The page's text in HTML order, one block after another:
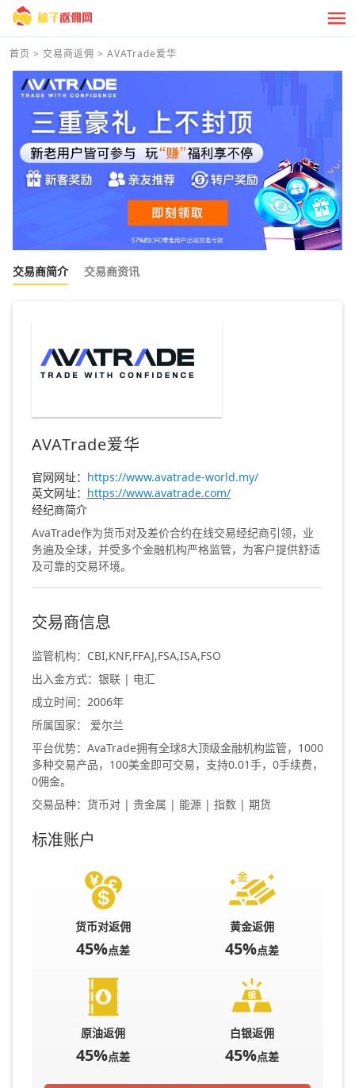
首页 > 交易商返佣 > AVATrade爱华
交易商简介 交易商资讯
AVATrade爱华
官网网址： https://www.avatrade-world.my/
英文网址： https://www.avatrade.com/
经纪商简介
AvaTrade作为货币对及差价合约在线交易经纪商引领，业
务遍及全球，并受多个金融机构严格监管，为客户提供舒适
及可靠的交易环境。
交易商信息
监管机构：CBI,KNF,FFAJ,FSA,ISA,FSO
出入金方式：银联 | 电汇
成立时间：2006年
所属国家： 爱尔兰
平台优势：AvaTrade拥有全球8大顶级金融机构监管，1000
多种交易产品，100美金即可交易，支持0.01手，0手续费，
0佣金。
交易品种：货币对 | 贵金属 | 能源 | 指数 | 期货
标准账户
货币对返佣
45%点差
黄金返佣
45%点差
原油返佣
45%点差
白银返佣
45%点差